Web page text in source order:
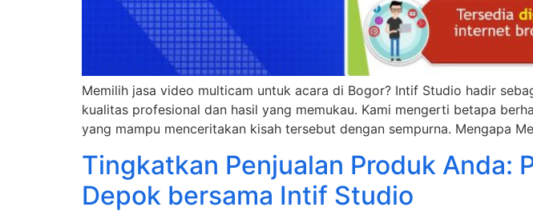
Memilih jasa video multicam untuk acara di Bogor? Intif Studio hadir
kualitas profesional dan hasil yang memukau. Kami mengerti betapa
yang mampu menceritakan kisah tersebut dengan sempurna. Mengapa
Tingkatkan Penjualan Produk Anda:
Depok bersama Intif Studio